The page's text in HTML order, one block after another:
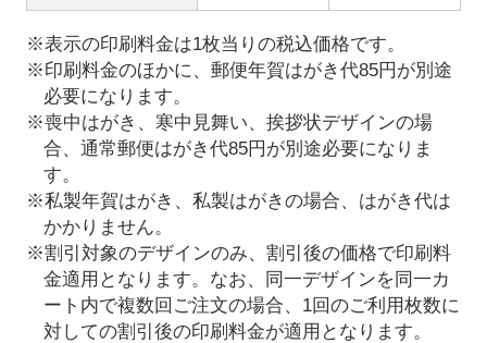
※表示の印刷料金は1枚当りの税込価格です。
※印刷料金のほかに、郵便年賀はがき代85円が別途
必要になります。
※喪中はがき、寒中見舞い、挨拶状デザインの場
合、通常郵便はがき代85円が別途必要になりま
す。
※私製年賀はがき、私製はがきの場合、はがき代は
かかりません。
※割引対象のデザインのみ、割引後の価格で印刷料
金適用となります。なお、同一デザインを同一カ
ート内で複数回ご注文の場合、1回のご利用枚数に
対しての割引後の印刷料金が適用となります。